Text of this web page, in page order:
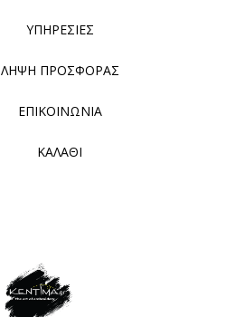
ΥΠΗΡΕΣΙΕΣ
ΛΗΨΗ ΠΡΟΣΦΟΡΑΣ
ΕΠΙΚΟΙΝΩΝΙΑ
ΚΑΛΑΘΙ